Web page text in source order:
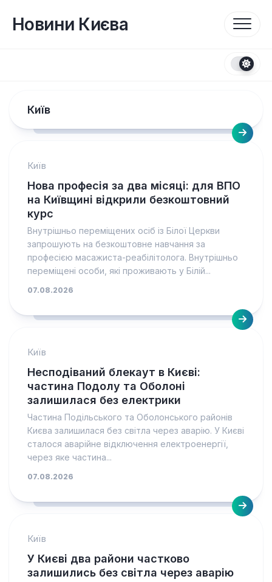
вмістуНовини Києва
Київ
Київ
Нова професія за два місяці: для ВПО
на Київщині відкрили безкоштовний
курс
Внутрішньо переміщених осіб із Білої Церкви
запрошують на безкоштовне навчання за
професією масажиста-реабілітолога. Внутрішньо
переміщені особи, які проживають у Білій...
07.08.2026
Київ
Несподіваний блекаут в Києві:
частина Подолу та Оболоні
залишилася без електрики
Частина Подільського та Оболонського районів
Києва залишилася без світла через аварію. У Києві
сталося аварійне відключення електроенергії,
через яке частина...
07.08.2026
Київ
У Києві два райони частково
залишились без світла через аварію